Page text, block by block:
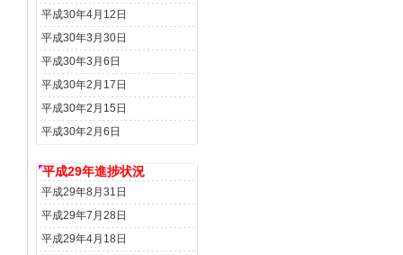
平成30年4月12日
平成30年3月30日
平成30年3月6日
平成30年2月17日
平成30年2月15日
平成30年2月6日
平成29年進捗状況
平成29年8月31日
平成29年7月28日
平成29年4月18日